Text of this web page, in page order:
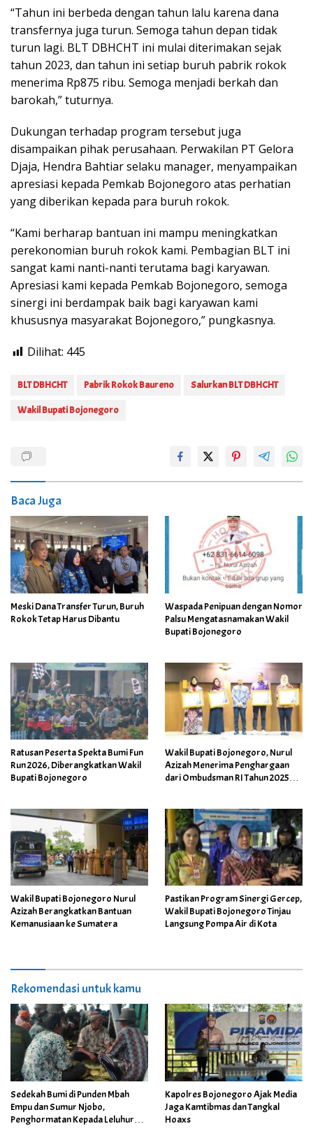
“Tahun ini berbeda dengan tahun lalu karena dana
transfernya juga turun. Semoga tahun depan tidak
turun lagi. BLT DBHCHT ini mulai diterimakan sejak
tahun 2023, dan tahun ini setiap buruh pabrik rokok
menerima Rp875 ribu. Semoga menjadi berkah dan
barokah,” tuturnya.
Dukungan terhadap program tersebut juga
disampaikan pihak perusahaan. Perwakilan PT Gelora
Djaja, Hendra Bahtiar selaku manager, menyampaikan
apresiasi kepada Pemkab Bojonegoro atas perhatian
yang diberikan kepada para buruh rokok.
“Kami berharap bantuan ini mampu meningkatkan
perekonomian buruh rokok kami. Pembagian BLT ini
sangat kami nanti-nanti terutama bagi karyawan.
Apresiasi kami kepada Pemkab Bojonegoro, semoga
sinergi ini berdampak baik bagi karyawan kami
khususnya masyarakat Bojonegoro,” pungkasnya.
Dilihat: 445
BLT DBHCHT Pabrik Rokok Baureno Salurkan BLT DBHCHT
Wakil Bupati Bojonegoro
Baca Juga
Meski Dana Transfer Turun, Buruh
Rokok Tetap Harus Dibantu
Waspada Penipuan dengan Nomor
Palsu Mengatasnamakan Wakil
Bupati Bojonegoro
Ratusan Peserta Spekta Bumi Fun
Run 2026, Diberangkatkan Wakil
Bupati Bojonegoro
Wakil Bupati Bojonegoro, Nurul
Azizah Menerima Penghargaan
dari Ombudsman RI Tahun 2025
Wakil Bupati Bojonegoro Nurul
Azizah Berangkatkan Bantuan
Kemanusiaan ke Sumatera
Pastikan Program Sinergi Gercep,
Wakil Bupati Bojonegoro Tinjau
Langsung Pompa Air di Kota
Rekomendasi untuk kamu
Sedekah Bumi di Punden Mbah
Empu dan Sumur Njobo,
Penghormatan Kepada Leluhur
Kapolres Bojonegoro Ajak Media
Jaga Kamtibmas dan Tangkal
Hoaxs